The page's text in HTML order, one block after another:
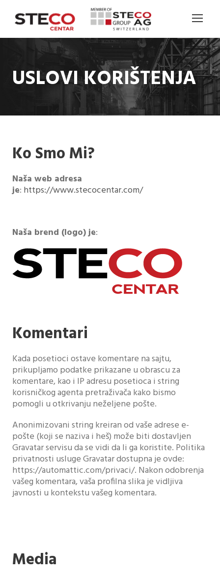
USLOVI KORIŠTENJA
Ko Smo Mi?
Naša web adresa
je: https://www.stecocentar.com/
Naša brend (logo) je:
Komentari
Kada posetioci ostave komentare na sajtu,
prikupljamo podatke prikazane u obrascu za
komentare, kao i IP adresu posetioca i string
korisničkog agenta pretraživača kako bismo
pomogli u otkrivanju neželjene pošte.
Anonimizovani string kreiran od vaše adrese e-
pošte (koji se naziva i heš) može biti dostavljen
Gravatar servisu da se vidi da li ga koristite. Politika
privatnosti usluge Gravatar dostupna je ovde:
https://automattic.com/privaci/. Nakon odobrenja
vašeg komentara, vaša profilna slika je vidljiva
javnosti u kontekstu vašeg komentara.
Media